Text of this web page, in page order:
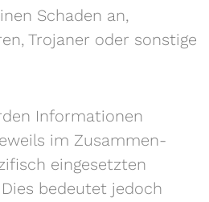
Schaden an,
Trojaner oder sonstige
Informationen
im Zusammen-
eingesetzten
bedeutet jedoch